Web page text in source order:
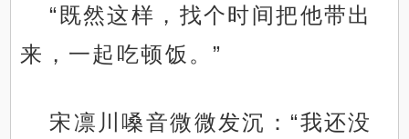
“既然这样，找个时间把他带出
来，一起吃顿饭。”
宋凛川嗓音微微发沉：“我还没